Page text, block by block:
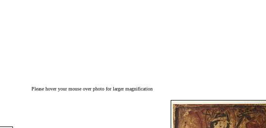
Please hover your mouse over photo for larger magnification